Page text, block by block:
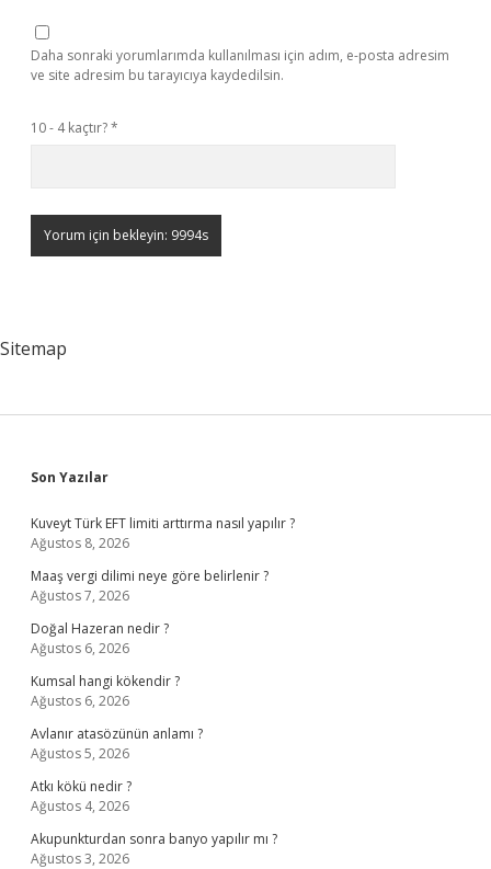
Daha sonraki yorumlarımda kullanılması için adım, e-posta adresim
ve site adresim bu tarayıcıya kaydedilsin.
10 - 4 kaçtır?*
Sitemap
Sidebar
Son Yazılar
Kuveyt Türk EFT limiti arttırma nasıl yapılır ?
Ağustos 8, 2026
Maaş vergi dilimi neye göre belirlenir ?
Ağustos 7, 2026
Doğal Hazeran nedir ?
Ağustos 6, 2026
Kumsal hangi kökendir ?
Ağustos 6, 2026
Avlanır atasözünün anlamı ?
Ağustos 5, 2026
Atkı kökü nedir ?
Ağustos 4, 2026
Akupunkturdan sonra banyo yapılır mı ?
Ağustos 3, 2026